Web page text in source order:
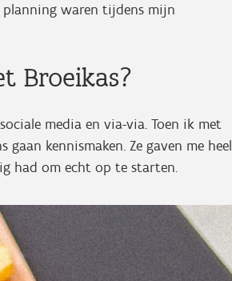
planning waren tijdens mijn
Broeikas?
media en via-via. Toen ik met
kennismaken. Ze gaven me heel
had om echt op te starten.